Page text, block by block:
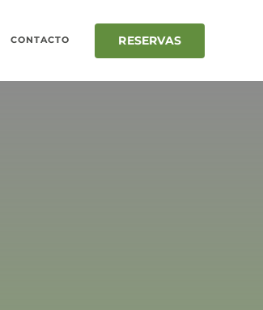
CONTACTO RESERVAS